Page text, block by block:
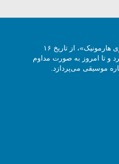
مجله آنلاین موسیقی «گفتگوی هارمونیک»، از تاریخ ۱۶
به کار کرد و تا امروز به صورت مداوم
موسیقی می‌پردازد.